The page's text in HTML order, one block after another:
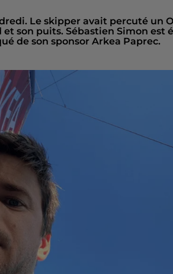
Le skipper avait percuté un
son puits. Sébastien Simon est
de son sponsor Arkea Paprec.